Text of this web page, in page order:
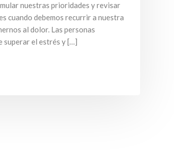
nuestras prioridades y revisar
cuando debemos recurrir a nuestra
al dolor. Las personas
superar el estrés y […]